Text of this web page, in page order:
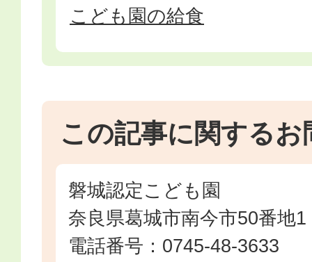
こども園の給食
この記事に関するお
磐城認定こども園
奈良県葛城市南今市50番地1
電話番号：0745-48-3633